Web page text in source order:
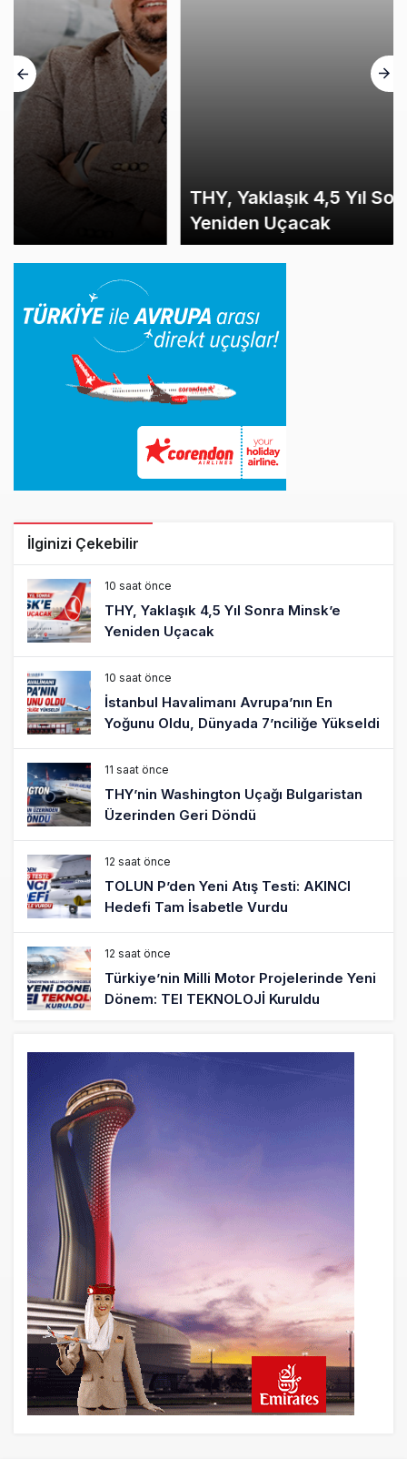
THY, Yaklaşık 4,5 Yıl Sonra Minsk’e
İlginizi Çekebilir
10 saat önce
THY, Yaklaşık 4,5 Yıl Sonra Minsk’e
Yeniden Uçacak
10 saat önce
İstanbul Havalimanı Avrupa’nın En
Yoğunu Oldu, Dünyada 7’nciliğe Yükseldi
11 saat önce
THY’nin Washington Uçağı Bulgaristan
Üzerinden Geri Döndü
12 saat önce
TOLUN P’den Yeni Atış Testi: AKINCI
Hedefi Tam İsabetle Vurdu
12 saat önce
Türkiye’nin Milli Motor Projelerinde Yeni
Dönem: TEI TEKNOLOJİ Kuruldu